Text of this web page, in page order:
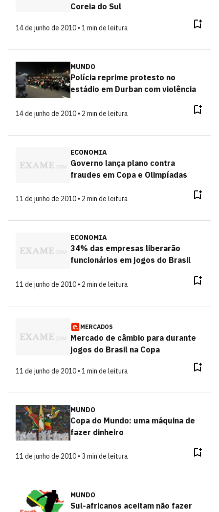
Coreia do Sul
14 de junho de 2010 • 1 min de leitura
MUNDO
Polícia reprime protesto no
estádio em Durban com violência
14 de junho de 2010 • 2 min de leitura
ECONOMIA
Governo lança plano contra
fraudes em Copa e Olimpíadas
11 de junho de 2010 • 2 min de leitura
ECONOMIA
34% das empresas liberarão
funcionários em jogos do Brasil
11 de junho de 2010 • 2 min de leitura
MERCADOS
Mercado de câmbio para durante
jogos do Brasil na Copa
11 de junho de 2010 • 1 min de leitura
MUNDO
Copa do Mundo: uma máquina de
fazer dinheiro
11 de junho de 2010 • 3 min de leitura
MUNDO
Sul-africanos aceitam não fazer